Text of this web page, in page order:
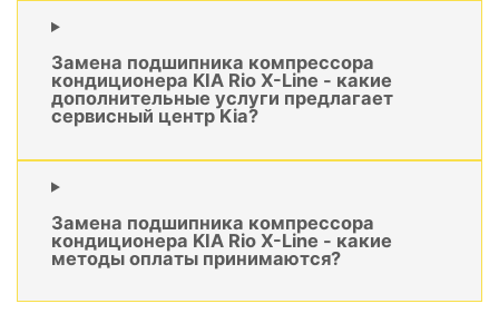
Замена подшипника компрессора
кондиционера KIA Rio X-Line - какие
дополнительные услуги предлагает
сервисный центр Kia?
Замена подшипника компрессора
кондиционера KIA Rio X-Line - какие
методы оплаты принимаются?